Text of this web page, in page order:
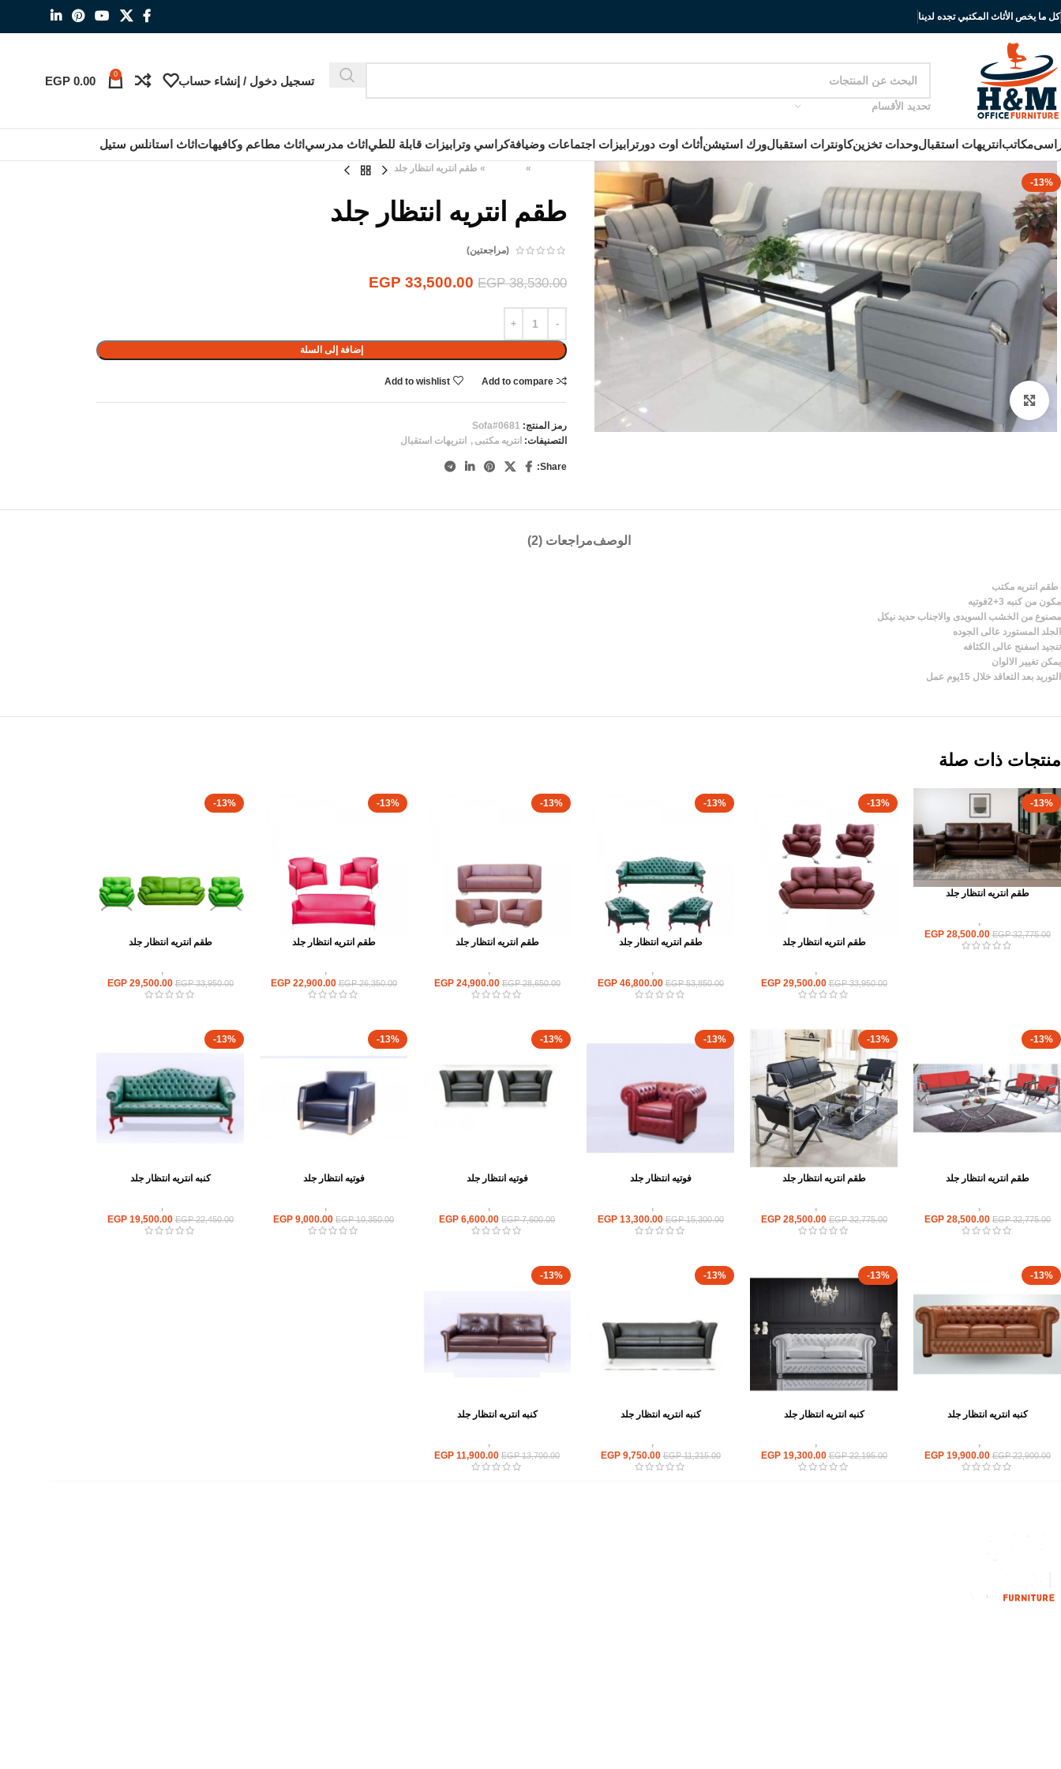
كل ما يخص الأثاث المكتبي تجده لدينا
تحديد الأقسام
تسجيل دخول / إنشاء حساب 0
EGP 0.00
مكاتب انتريهات استقبالوحدات تخزينكاونترات استقبالورك استيشنأثاث اوت دورترابيزات اجتماعات وضيافةكراسي وترابيزات قابلة للطي اثاث مدرسي اثاث مطاعم وكافيهات اثاث استانلس ستيل
-13%
Click to enlarge
»
» طقم انتريه انتظار جلد
طقم انتريه انتظار جلد
(مراجعتين)
EGP38,530.00
EGP 33,500.00
إضافة إلى السلة
Add to compare
Add to wishlist
رمز المنتج: Sofa#0681
التصنيفات: انتريه مكتبى , انتريهات استقبال
Share:
الوصفمراجعات (2)
طقم انتريه مكتب
مكون من كنبه 3+2فوتيه
مصنوع من الخشب السويدى والاجناب حديد نيكل
الجلد المستورد عالى الجوده
تنجيد اسفنج عالى الكثافه
يمكن تغيير الالوان
التوريد بعد التعاقد خلال 15يوم عمل
منتجات ذات صلة
-13%
طقم انتريه انتظار جلد
انتريهات استقبال,
EGP32,775.00
EGP28,500.00
-13%
طقم انتريه انتظار جلد
انتريهات استقبال,
EGP33,950.00
EGP29,500.00
-13%
طقم انتريه انتظار جلد
انتريهات استقبال,
EGP53,850.00
EGP46,800.00
-13%
طقم انتريه انتظار جلد
انتريهات استقبال,
EGP28,650.00
EGP24,900.00
-13%
طقم انتريه انتظار جلد
انتريهات استقبال,
EGP26,350.00
EGP22,900.00
-13%
طقم انتريه انتظار جلد
انتريهات استقبال,
EGP33,950.00
EGP29,500.00
-13%
طقم انتريه انتظار جلد
انتريهات استقبال,
EGP32,775.00
EGP28,500.00
-13%
طقم انتريه انتظار جلد
انتريهات استقبال,
EGP32,775.00
EGP28,500.00
-13%
فوتيه انتظار جلد
انتريهات استقبال,
EGP15,300.00
EGP13,300.00
-13%
فوتيه انتظار جلد
انتريهات استقبال,
EGP7,600.00
EGP 6,600.00
-13%
فوتيه انتظار جلد
انتريهات استقبال,
EGP10,350.00
EGP 9,000.00
-13%
كنبه انتريه انتظار جلد
انتريهات استقبال,
EGP22,450.00
EGP19,500.00
-13%
كنبه انتريه انتظار جلد
انتريهات استقبال,
EGP22,900.00
EGP19,900.00
-13%
كنبه انتريه انتظار جلد
انتريهات استقبال,
EGP22,195.00
EGP19,300.00
-13%
كنبه انتريه انتظار جلد
انتريهات استقبال,
EGP11,215.00
EGP9,750.00
-13%
كنبه انتريه انتظار جلد
انتريهات استقبال,
EGP13,700.00
EGP 11,900.00